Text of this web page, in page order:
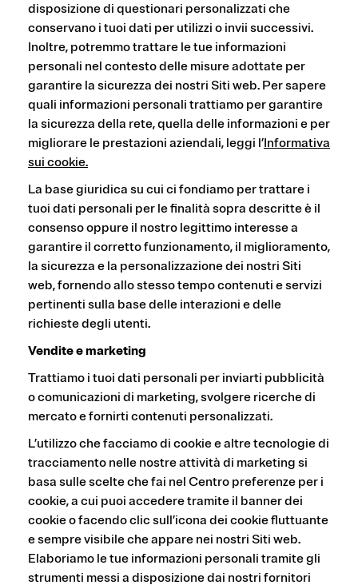
disposizione di questionari personalizzati che
conservano i tuoi dati per utilizzi o invii successivi.
Inoltre, potremmo trattare le tue informazioni
personali nel contesto delle misure adottate per
garantire la sicurezza dei nostri Siti web. Per sapere
quali informazioni personali trattiamo per garantire
la sicurezza della rete, quella delle informazioni e per
migliorare le prestazioni aziendali, leggi l’Informativa
sui cookie.
La base giuridica su cui ci fondiamo per trattare i
tuoi dati personali per le finalità sopra descritte è il
consenso oppure il nostro legittimo interesse a
garantire il corretto funzionamento, il miglioramento,
la sicurezza e la personalizzazione dei nostri Siti
web, fornendo allo stesso tempo contenuti e servizi
pertinenti sulla base delle interazioni e delle
richieste degli utenti.
Vendite e marketing
Trattiamo i tuoi dati personali per inviarti pubblicità
o comunicazioni di marketing, svolgere ricerche di
mercato e fornirti contenuti personalizzati.
L’utilizzo che facciamo di cookie e altre tecnologie di
tracciamento nelle nostre attività di marketing si
basa sulle scelte che fai nel Centro preferenze per i
cookie, a cui puoi accedere tramite il banner dei
cookie o facendo clic sull’icona dei cookie fluttuante
e sempre visibile che appare nei nostri Siti web.
Elaboriamo le tue informazioni personali tramite gli
strumenti messi a disposizione dai nostri fornitori